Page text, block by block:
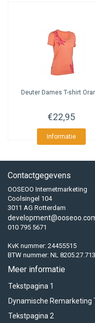
Deuter Dames T-shirt
€22,95
Informatie
Contactgegevens
OOSEOO Internetmarketing
Coolsingel 104
3011 AG Rotterdam
010 795 5671
KvK nummer: 24455515
BTW nummer: NL
Meer informatie
Tekstpagina 1
Dynamische Remarketing
Tekstpagina 2